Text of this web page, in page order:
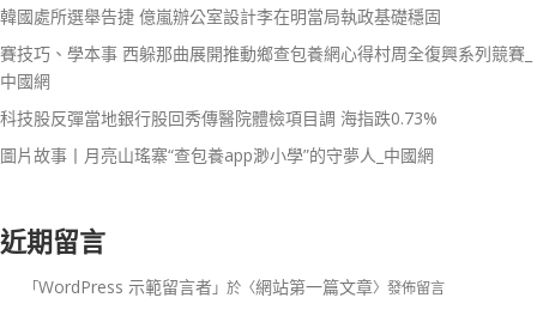
韓國處所選舉告捷 億嵐辦公室設計李在明當局執政基礎穩固
賽技巧、學本事 西躲那曲展開推動鄉查包養網心得村周全復興系列競賽_
中國網
科技股反彈當地銀行股回秀傳醫院體檢項目調 海指跌0.73%
圖片故事丨月亮山瑤寨“查包養app渺小學”的守夢人_中國網
近期留言
「WordPress 示範留言者」於〈網站第一篇文章〉發佈留言